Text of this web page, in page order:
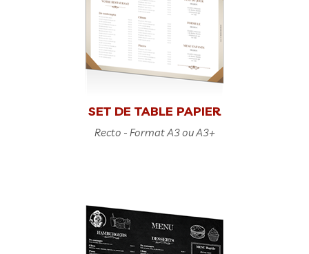
SET DE TABLE PAPIER
Recto - Format A3 ou A3+